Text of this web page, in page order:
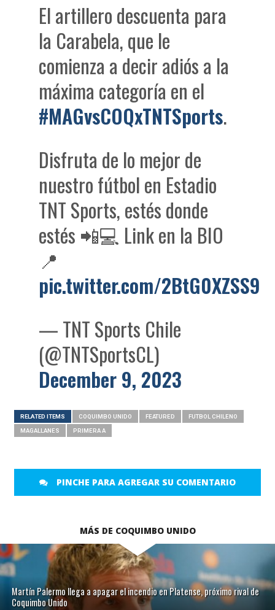
El artillero descuenta para
la Carabela, que le
comienza a decir adiós a la
máxima categoría en el
#MAGvsCOQxTNTSports.
Disfruta de lo mejor de
nuestro fútbol en Estadio
TNT Sports, estés donde
estés 📲💻 Link en la BIO
📍
pic.twitter.com/2BtG0XZSS9
— TNT Sports Chile
(@TNTSportsCL)
December 9, 2023
RELATED ITEMS COQUIMBO UNIDO FEATURED FUTBOL CHILENO
MAGALLANES PRIMERA A
PINCHE PARA AGREGAR SU COMENTARIO
MÁS DE COQUIMBO UNIDO
Martín Palermo llega a apagar el incendio en Platense, próximo rival de
Coquimbo Unido